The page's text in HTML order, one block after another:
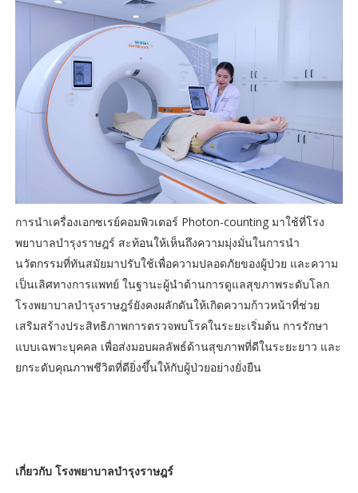
การนำเครื่องเอกซเรย์คอมพิวเตอร์ Photon-counting มาใช้ที่โรง
พยาบาลบำรุงราษฎร์ สะท้อนให้เห็นถึงความมุ่งมั่นในการนำ
นวัตกรรมที่ทันสมัยมาปรับใช้เพื่อความปลอดภัยของผู้ป่วย และความ
เป็นเลิศทางการแพทย์ ในฐานะผู้นำด้านการดูแลสุขภาพระดับโลก
โรงพยาบาลบำรุงราษฎร์ยังคงผลักดันให้เกิดความก้าวหน้าที่ช่วย
เสริมสร้างประสิทธิภาพการตรวจพบโรคในระยะเริ่มต้น การรักษา
แบบเฉพาะบุคคล เพื่อส่งมอบผลลัพธ์ด้านสุขภาพที่ดีในระยะยาว และ
ยกระดับคุณภาพชีวิตที่ดียิ่งขึ้นให้กับผู้ป่วยอย่างยั่งยืน
เกี่ยวกับ โรงพยาบาลบำรุงราษฎร์